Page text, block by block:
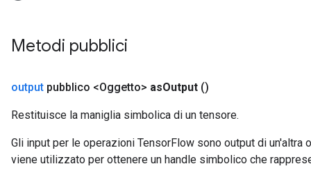
Metodi pubblici
output pubblico <Oggetto> asOutput ()
Restituisce la maniglia simbolica di un tensore.
Gli input per le operazioni TensorFlow sono output di un'altra
viene utilizzato per ottenere un handle simbolico che